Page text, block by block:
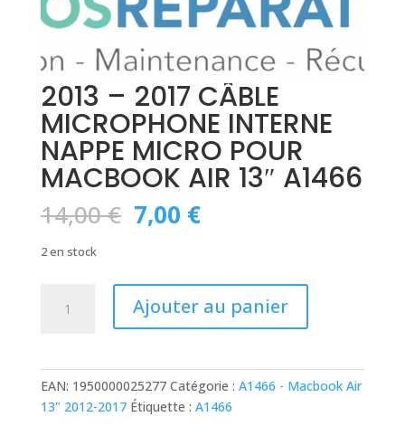
2013 – 2017 CÂBLE
MICROPHONE INTERNE
NAPPE MICRO POUR
MACBOOK AIR 13″ A1466
14,00€ Le
prix
était :
14,00 €.
7,00 €Le
prix
est :
7,00 €.
2 en stock
Ajouter au panier
EAN: 1950000025277 Catégorie : A1466 - Macbook Air
13" 2012-2017 Étiquette : A1466